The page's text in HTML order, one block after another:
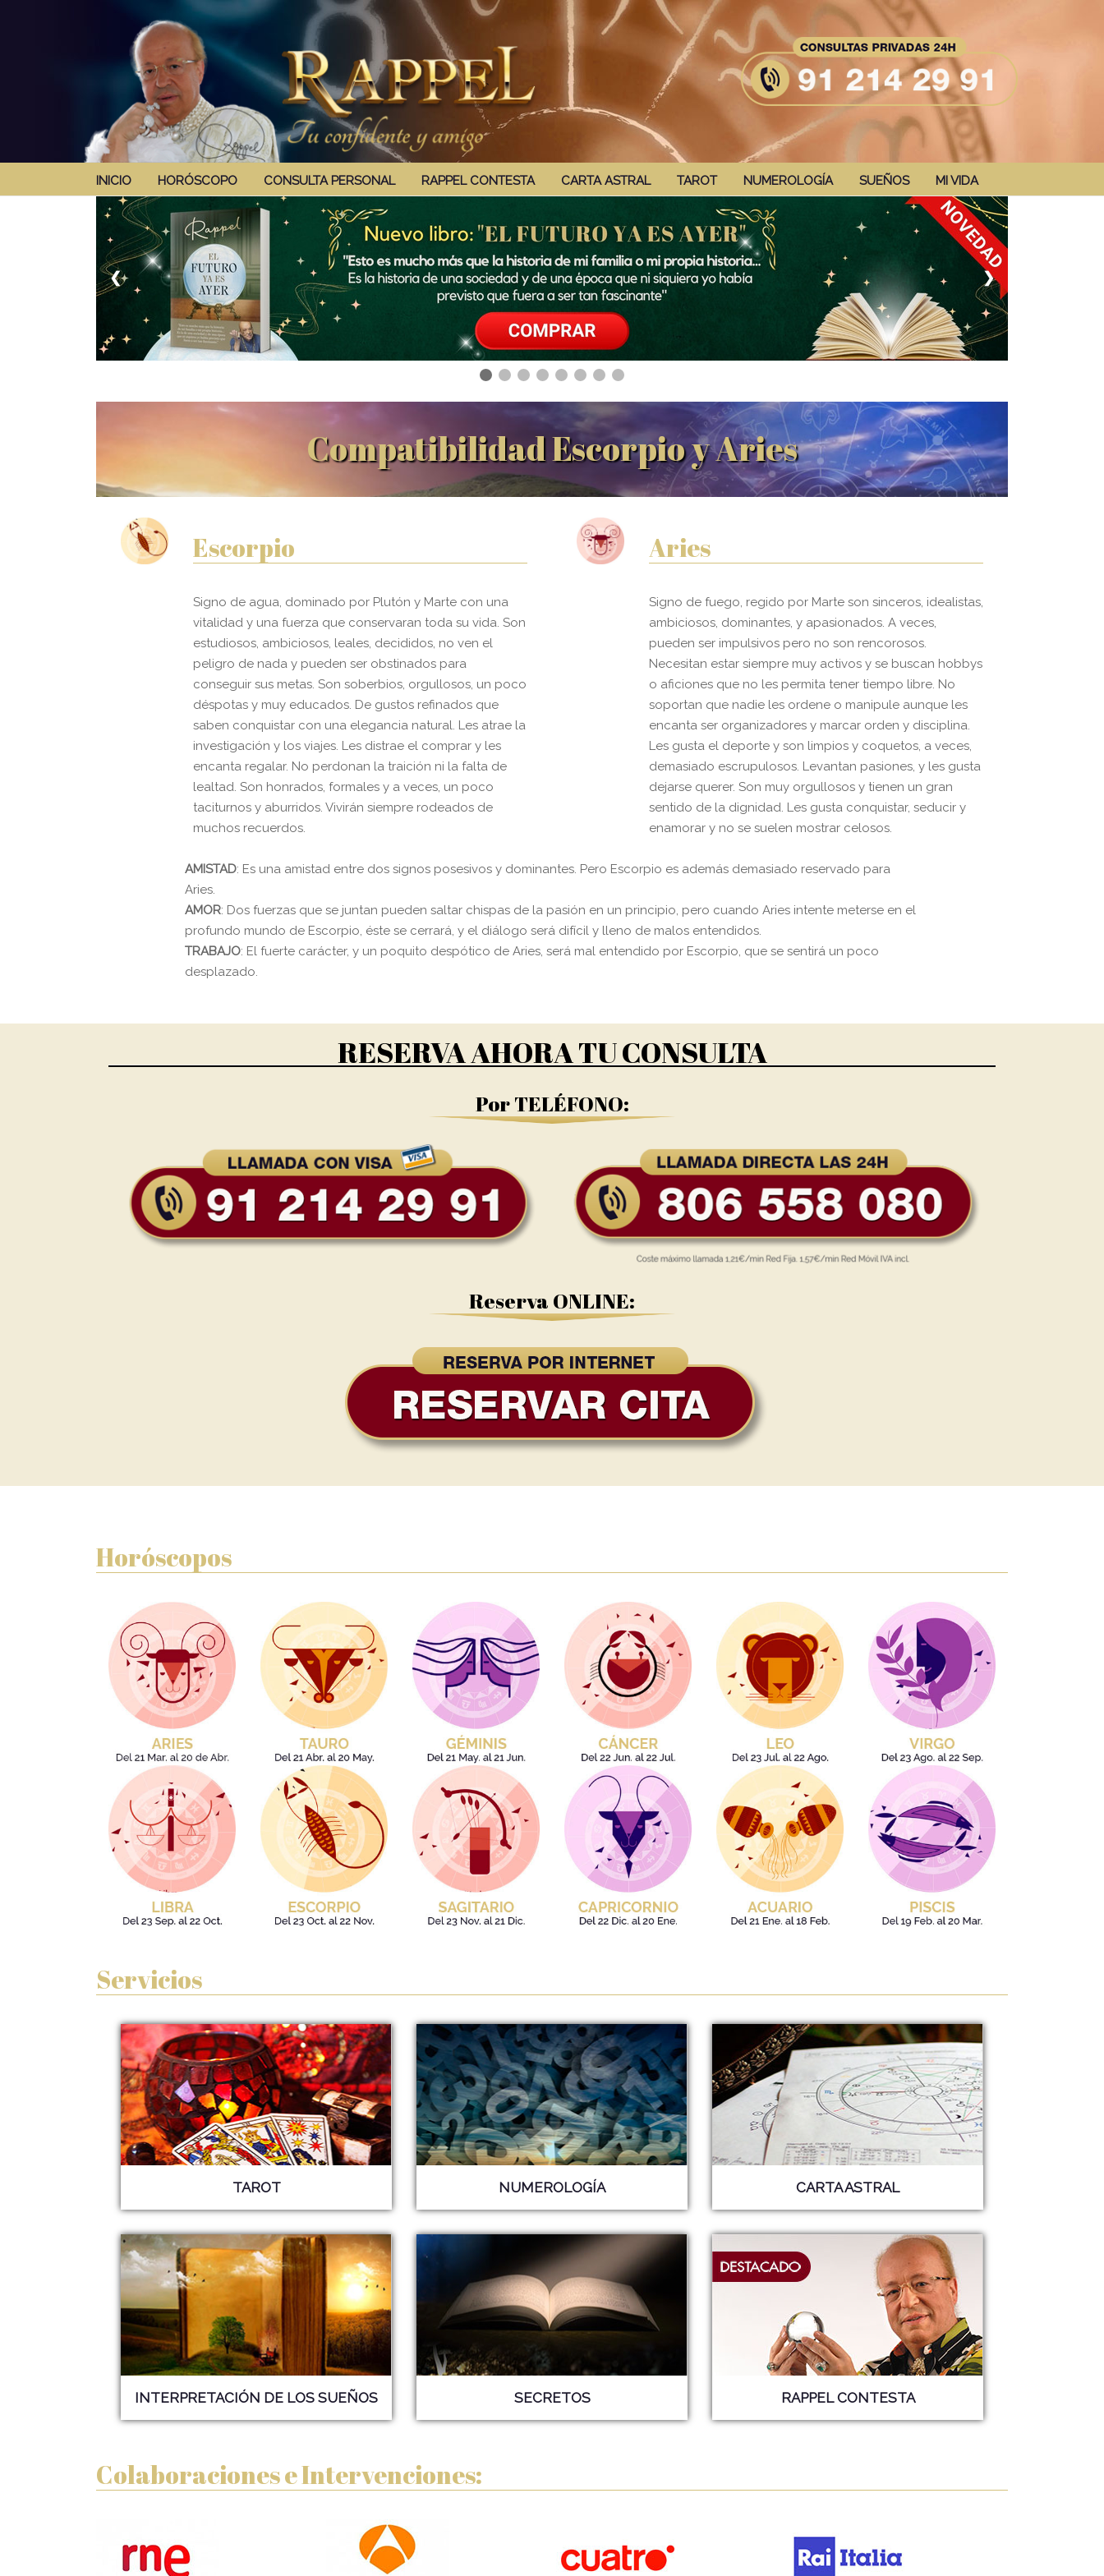
INICIO HORÓSCOPO CONSULTA PERSONAL RAPPEL CONTESTA CARTA ASTRAL TAROT NUMEROLOGÍA SUEÑOS MI VIDA
❮ ❯
Compatibilidad Escorpio y Aries
Escorpio
Signo de agua, dominado por Plutón y Marte con una
vitalidad y una fuerza que conservaran toda su vida. Son
estudiosos, ambiciosos, leales, decididos, no ven el
peligro de nada y pueden ser obstinados para
conseguir sus metas. Son soberbios, orgullosos, un poco
déspotas y muy educados. De gustos refinados que
saben conquistar con una elegancia natural. Les atrae la
investigación y los viajes. Les distrae el comprar y les
encanta regalar. No perdonan la traición ni la falta de
lealtad. Son honrados, formales y a veces, un poco
taciturnos y aburridos. Vivirán siempre rodeados de
muchos recuerdos.
Aries
Signo de fuego, regido por Marte son sinceros, idealistas,
ambiciosos, dominantes, y apasionados. A veces,
pueden ser impulsivos pero no son rencorosos.
Necesitan estar siempre muy activos y se buscan hobbys
o aficiones que no les permita tener tiempo libre. No
soportan que nadie les ordene o manipule aunque les
encanta ser organizadores y marcar orden y disciplina.
Les gusta el deporte y son limpios y coquetos, a veces,
demasiado escrupulosos. Levantan pasiones, y les gusta
dejarse querer. Son muy orgullosos y tienen un gran
sentido de la dignidad. Les gusta conquistar, seducir y
enamorar y no se suelen mostrar celosos.
AMISTAD: Es una amistad entre dos signos posesivos y dominantes. Pero Escorpio es además demasiado reservado para
Aries.
AMOR: Dos fuerzas que se juntan pueden saltar chispas de la pasión en un principio, pero cuando Aries intente meterse en el
profundo mundo de Escorpio, éste se cerrará, y el diálogo será difícil y lleno de malos entendidos.
TRABAJO: El fuerte carácter, y un poquito despótico de Aries, será mal entendido por Escorpio, que se sentirá un poco
desplazado.
RESERVA AHORA TU CONSULTA
Por TELÉFONO:
Reserva ONLINE:
Horóscopos
Servicios
TAROT NUMEROLOGÍA CARTA ASTRAL
INTERPRETACIÓN DE LOS SUEÑOS SECRETOS RAPPEL CONTESTA
Colaboraciones e Intervenciones: